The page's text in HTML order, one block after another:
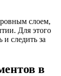
слоем,
Для этого
следить за
в